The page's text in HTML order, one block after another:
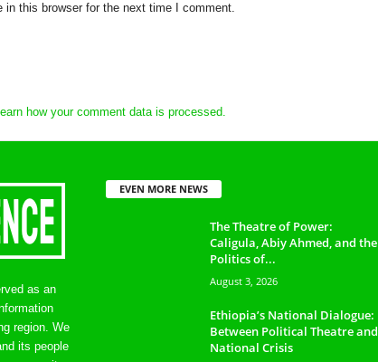
this browser for the next time I comment.
how your comment data is processed.
as an
region. We
its people
EVEN MORE NEWS
The Theatre of Power:
Caligula, Abiy Ahmed, and the
Politics of...
August 3, 2026
Ethiopia’s National Dialogue:
Between Political Theatre and
National Crisis